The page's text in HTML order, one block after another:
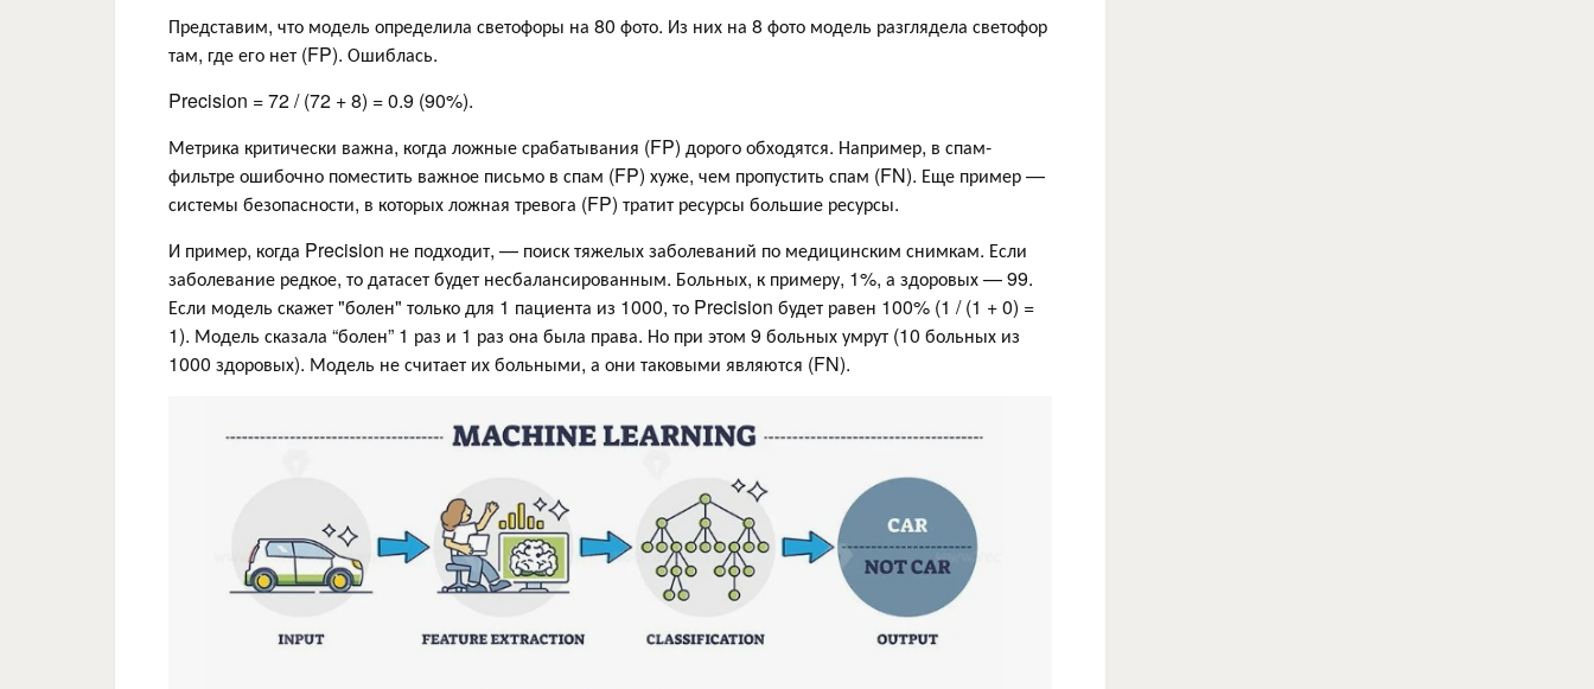
Представим, что модель определила светофоры на 80 фото. Из них на 8 фото модель разглядела светофор
там, где его нет (FP). Ошиблась.
Precision = 72 / (72 + 8) = 0.9 (90%).
Метрика критически важна, когда ложные срабатывания (FP) дорого обходятся. Например, в спам-
фильтре ошибочно поместить важное письмо в спам (FP) хуже, чем пропустить спам (FN). Еще пример —
системы безопасности, в которых ложная тревога (FP) тратит ресурсы большие ресурсы.
И пример, когда Precision не подходит, — поиск тяжелых заболеваний по медицинским снимкам. Если
заболевание редкое, то датасет будет несбалансированным. Больных, к примеру, 1%, а здоровых — 99.
Если модель скажет "болен" только для 1 пациента из 1000, то Precision будет равен 100% (1 / (1 + 0) =
1). Модель сказала “болен” 1 раз и 1 раз она была права. Но при этом 9 больных умрут (10 больных из
1000 здоровых). Модель не считает их больными, а они таковыми являются (FN).